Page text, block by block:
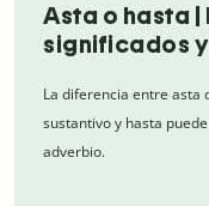
Asta o hasta
significados
La diferencia entre asta
sustantivo y hasta
adverbio.